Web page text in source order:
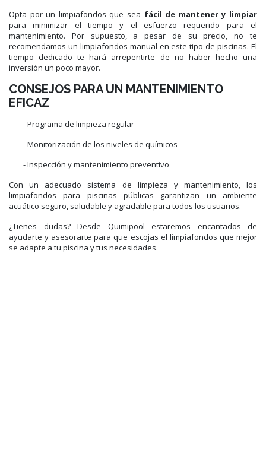
Opta por un limpiafondos que sea fácil de mantener y limpiar
para minimizar el tiempo y el esfuerzo requerido para el
mantenimiento. Por supuesto, a pesar de su precio, no te
recomendamos un limpiafondos manual en este tipo de piscinas. El
tiempo dedicado te hará arrepentirte de no haber hecho una
inversión un poco mayor.
CONSEJOS PARA UN MANTENIMIENTO
EFICAZ
- Programa de limpieza regular
- Monitorización de los niveles de químicos
- Inspección y mantenimiento preventivo
Con un adecuado sistema de limpieza y mantenimiento, los
limpiafondos para piscinas públicas garantizan un ambiente
acuático seguro, saludable y agradable para todos los usuarios.
¿Tienes dudas? Desde Quimipool estaremos encantados de
ayudarte y asesorarte para que escojas el limpiafondos que mejor
se adapte a tu piscina y tus necesidades.